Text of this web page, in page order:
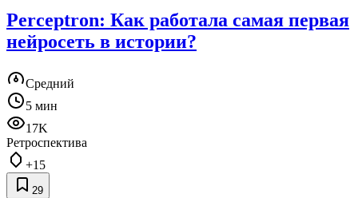
Perceptron: Как работала самая первая
нейросеть в истории?
Средний
5 мин
17K
Ретроспектива
+15
29